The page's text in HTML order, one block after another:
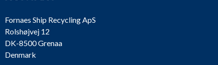
Fornaes Ship Recycling ApS
Rolshøjvej 12
DK-8500 Grenaa
Denmark